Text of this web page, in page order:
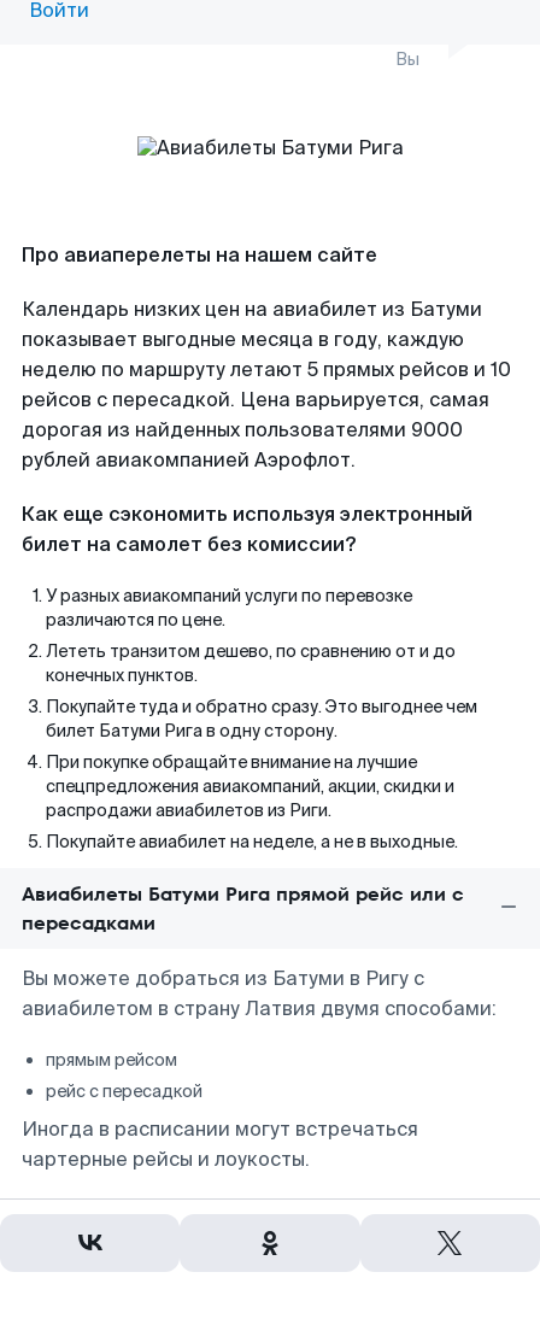
Войти
Вы
Про авиаперелеты на нашем сайте
Календарь низких цен на авиабилет из Батуми
показывает выгодные месяца в году, каждую
неделю по маршруту летают 5 прямых рейсов и 10
рейсов с пересадкой. Цена варьируется, самая
дорогая из найденных пользователями 9000
рублей авиакомпанией Аэрофлот.
Как еще сэкономить используя электронный
билет на самолет без комиссии?
У разных авиакомпаний услуги по перевозке
различаются по цене.
Лететь транзитом дешево, по сравнению от и до
конечных пунктов.
Покупайте туда и обратно сразу. Это выгоднее чем
билет Батуми Рига в одну сторону.
При покупке обращайте внимание на лучшие
спецпредложения авиакомпаний, акции, скидки и
распродажи авиабилетов из Риги.
Покупайте авиабилет на неделе, а не в выходные.
Авиабилеты Батуми Рига прямой рейс или с
пересадками
Вы можете добраться из Батуми в Ригу с
авиабилетом в страну Латвия двумя способами:
прямым рейсом
рейс с пересадкой
Иногда в расписании могут встречаться
чартерные рейсы и лоукосты.